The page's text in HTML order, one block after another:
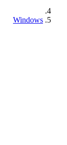
Windows